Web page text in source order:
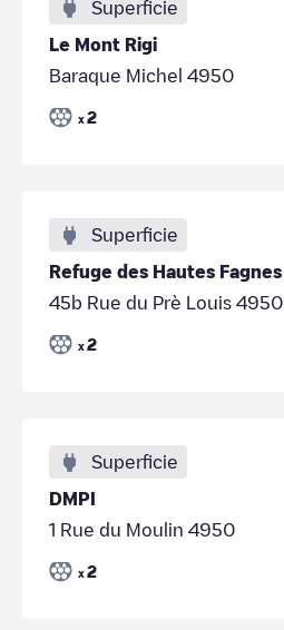
Superficie
Le Mont Rigi
Baraque Michel 4950
x 2
Superficie
Refuge des Hautes Fagnes
45b Rue du Prè Louis 4950
x 2
Superficie
DMPI
1 Rue du Moulin 4950
x 2